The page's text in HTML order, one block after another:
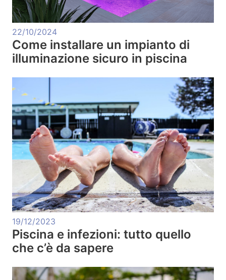
22/10/2024
Come installare un impianto di
illuminazione sicuro in piscina
19/12/2023
Piscina e infezioni: tutto quello
che c’è da sapere